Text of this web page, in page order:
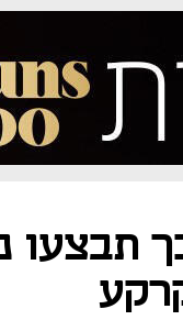
תבצעו